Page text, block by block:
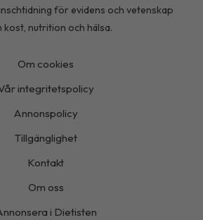
för evidens och vetenskap
kost, nutrition och hälsa.
Om cookies
integritetspolicy
Annonspolicy
Tillgänglighet
Kontakt
Om oss
i Dietisten